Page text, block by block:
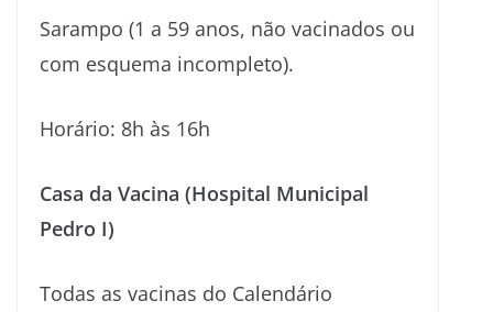
Sarampo (1 a 59 anos, não vacinados ou
com esquema incompleto).
Horário: 8h às 16h
Casa da Vacina (Hospital Municipal
Pedro I)
Todas as vacinas do Calendário